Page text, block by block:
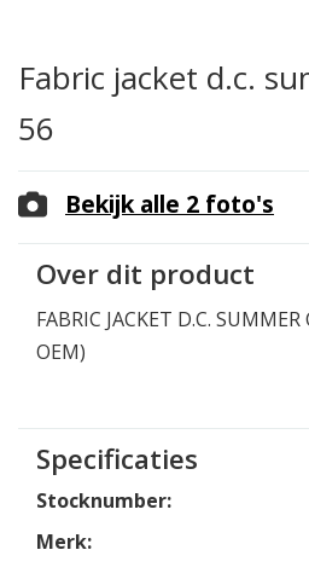
Fabric jacket d.c.
56
Over dit product
FABRIC JACKET D.C.
OEM)
Bekijk alle 2 foto's
Specificaties
Stocknumber:
Merk: